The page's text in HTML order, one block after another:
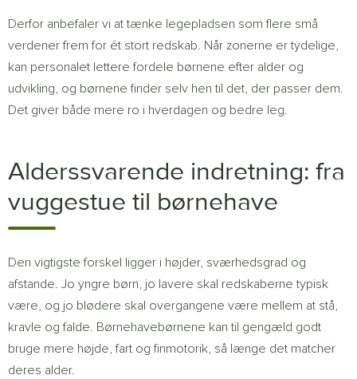
Derfor anbefaler vi at tænke legepladsen som flere små
verdener frem for ét stort redskab. Når zonerne er tydelige,
kan personalet lettere fordele børnene efter alder og
udvikling, og børnene finder selv hen til det, der passer dem.
Det giver både mere ro i hverdagen og bedre leg.
Alderssvarende indretning: fra
vuggestue til børnehave
Den vigtigste forskel ligger i højder, sværhedsgrad og
afstande. Jo yngre børn, jo lavere skal redskaberne typisk
være, og jo blødere skal overgangene være mellem at stå,
kravle og falde. Børnehavebørnene kan til gengæld godt
bruge mere højde, fart og finmotorik, så længe det matcher
deres alder.